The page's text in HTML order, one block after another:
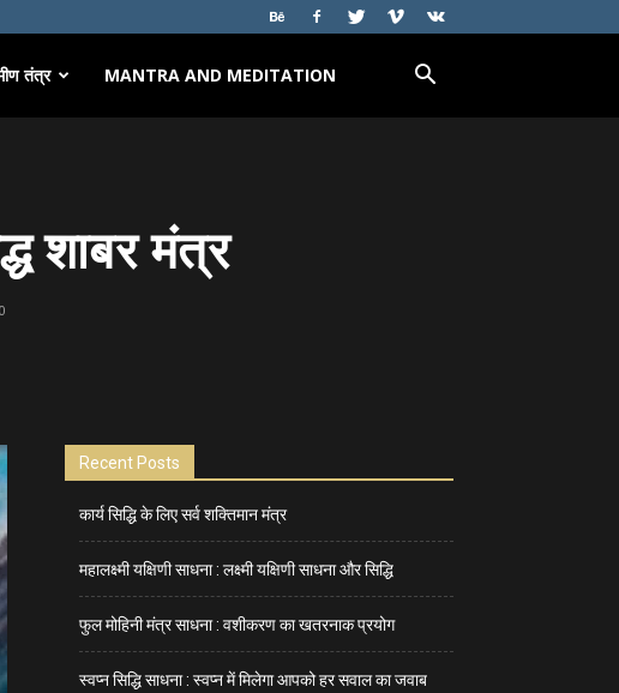
तंत्र MANTRA AND MEDITATION
शाबर मंत्र
0
Recent Posts
कार्य सिद्धि के लिए सर्व शक्तिमान मंत्र
महालक्ष्मी यक्षिणी साधना : लक्ष्मी यक्षिणी साधना और सिद्धि
फुल मोहिनी मंत्र साधना : वशीकरण का खतरनाक प्रयोग
स्वप्न सिद्धि साधना : स्वप्न में मिलेगा आपको हर सवाल का जवाब